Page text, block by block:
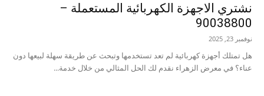
نشتري الاجهزة الكهربائية المستعملة –
90038800
نوفمبر 23, 2025
هل تمتلك أجهزة كهربائية لم تعد تستخدمها وتبحث عن طريقة سهلة لبيعها دون
عناء؟ في معرض الزهراء نقدم لك الحل المثالي من خلال خدمة...